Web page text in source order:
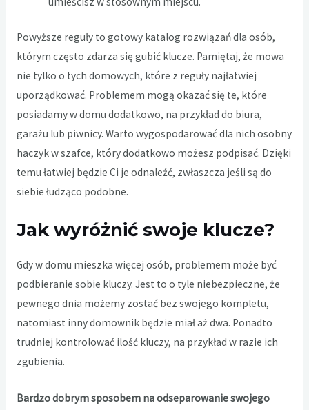
Powyższe reguły to gotowy katalog rozwiązań dla osób,
którym często zdarza się gubić klucze. Pamiętaj, że mowa
nie tylko o tych domowych, które z reguły najłatwiej
uporządkować. Problemem mogą okazać się te, które
posiadamy w domu dodatkowo, na przykład do biura,
garażu lub piwnicy. Warto wygospodarować dla nich osobny
haczyk w szafce, który dodatkowo możesz podpisać. Dzięki
temu łatwiej będzie Ci je odnaleźć, zwłaszcza jeśli są do
siebie łudząco podobne.
Jak wyróżnić swoje klucze?
Gdy w domu mieszka więcej osób, problemem może być
podbieranie sobie kluczy. Jest to o tyle niebezpieczne, że
pewnego dnia możemy zostać bez swojego kompletu,
natomiast inny domownik będzie miał aż dwa. Ponadto
trudniej kontrolować ilość kluczy, na przykład w razie ich
zgubienia.
Bardzo dobrym sposobem na odseparowanie swojego